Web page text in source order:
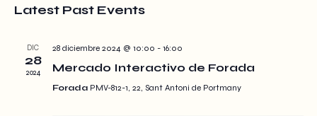
Latest Past Events
DIC
28
2024
28 diciembre 2024 @ 10:00 - 16:00
Mercado Interactivo de Forada
Forada PMV-812-1, 22, Sant Antoni de Portmany